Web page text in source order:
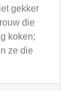
gekker
die
koken;
ze die